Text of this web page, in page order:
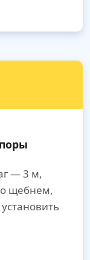
— 3 м,
щебнем,